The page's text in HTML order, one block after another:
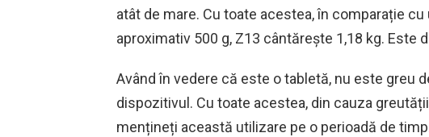
atât de mare. Cu toate acestea, în comparație
aproximativ 500 g, Z13 cântărește 1,18 kg. Este
Având în vedere că este o tabletă, nu este greu
dispozitivul. Cu toate acestea, din cauza
mențineți această utilizare pe o perioadă de